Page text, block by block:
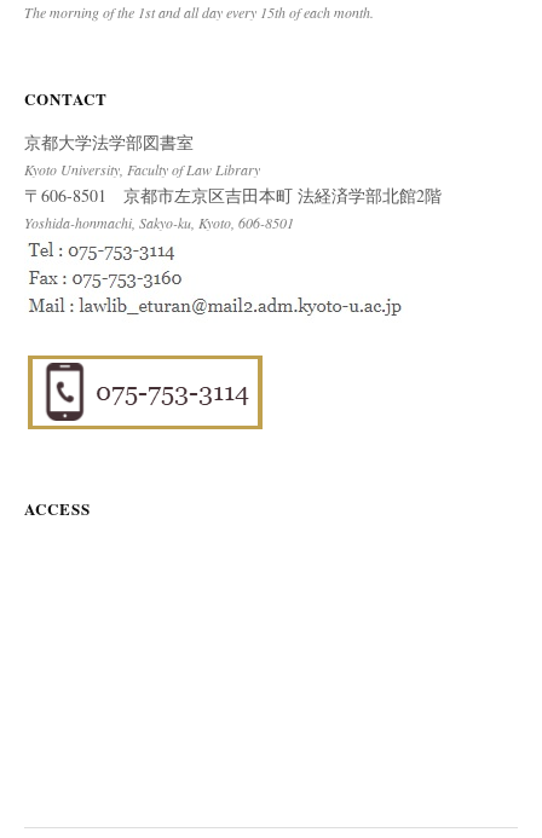
The morning of the 1st and all day every 15th of each month.
CONTACT
京都大学法学部図書室
Kyoto University, Faculty of Law Library
〒606-8501 京都市左京区吉田本町 法経済学部北館2階
Yoshida-honmachi, Sakyo-ku, Kyoto, 606-8501
ACCESS